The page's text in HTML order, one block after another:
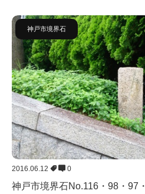
神戸市境界石
2016.06.12 0
神戸市境界石No.116・98・97